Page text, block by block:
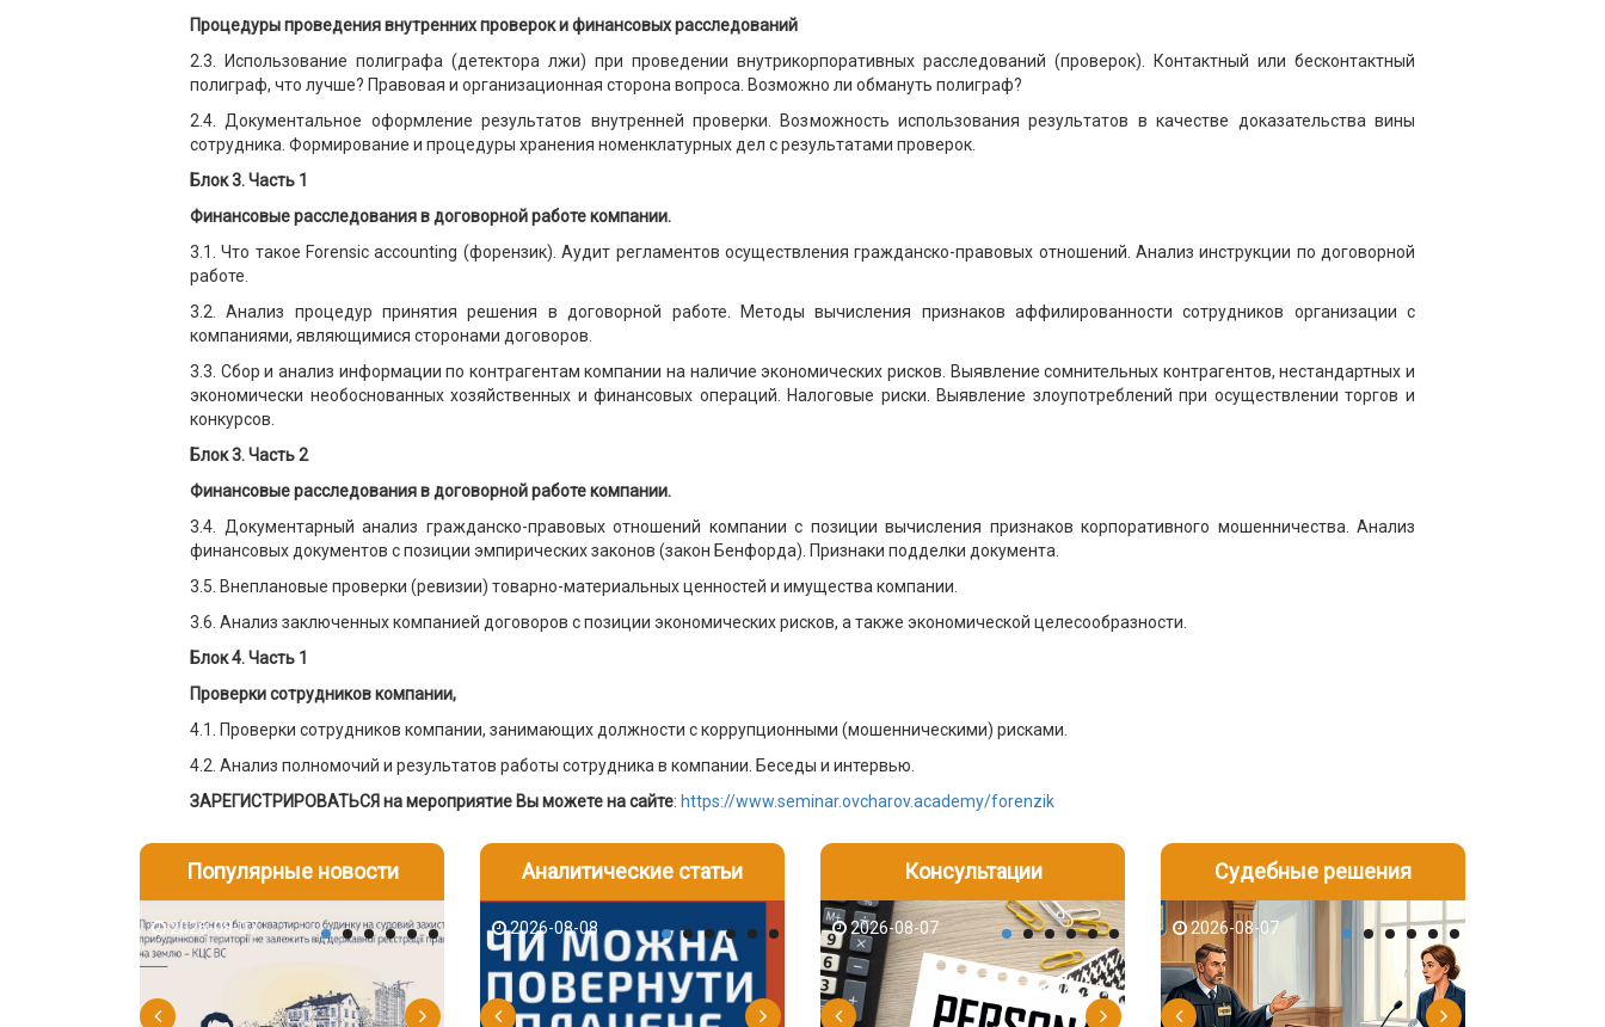
Процедуры проведения внутренних проверок и финансовых расследований
2.3. Использование полиграфа (детектора лжи) при проведении внутрикорпоративных расследований (проверок). Контактный или бесконтактный
полиграф, что лучше? Правовая и организационная сторона вопроса. Возможно ли обмануть полиграф?
2.4. Документальное оформление результатов внутренней проверки. Возможность использования результатов в качестве доказательства вины
сотрудника. Формирование и процедуры хранения номенклатурных дел с результатами проверок.
Блок 3. Часть 1
Финансовые расследования в договорной работе компании.
3.1. Что такое Forensic accounting (форензик). Аудит регламентов осуществления гражданско-правовых отношений. Анализ инструкции по договорной
работе.
3.2. Анализ процедур принятия решения в договорной работе. Методы вычисления признаков аффилированности сотрудников организации с
компаниями, являющимися сторонами договоров.
3.3. Сбор и анализ информации по контрагентам компании на наличие экономических рисков. Выявление сомнительных контрагентов, нестандартных и
экономически необоснованных хозяйственных и финансовых операций. Налоговые риски. Выявление злоупотреблений при осуществлении торгов и
конкурсов.
Блок 3. Часть 2
Финансовые расследования в договорной работе компании.
3.4. Документарный анализ гражданско-правовых отношений компании с позиции вычисления признаков корпоративного мошенничества. Анализ
финансовых документов с позиции эмпирических законов (закон Бенфорда). Признаки подделки документа.
3.5. Внеплановые проверки (ревизии) товарно-материальных ценностей и имущества компании.
3.6. Анализ заключенных компанией договоров с позиции экономических рисков, а также экономической целесообразности.
Блок 4. Часть 1
Проверки сотрудников компании,
4.1. Проверки сотрудников компании, занимающих должности с коррупционными (мошенническими) рисками.
4.2. Анализ полномочий и результатов работы сотрудника в компании. Беседы и интервью.
ЗАРЕГИСТРИРОВАТЬСЯ на мероприятие Вы можете на сайте: https://www.seminar.ovcharov.academy/forenzik
Популярные новости
2026-08-07 2026-08-06 2026-08-06 2026-08-06 2026-08-05
Аналитические статьи
2026-08-03 2026-08-08 2026-08-07 2026-08-04 2026-08-04
Консультации
2026-08-05 2026-08-07 2026-08-07 2026-08-06
Судебные решения
2026-07-30 2026-08-07